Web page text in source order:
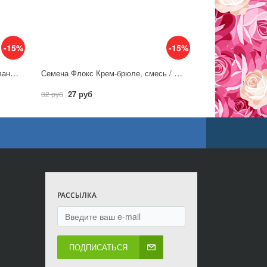
-15%
Семена Флокс Друммонда Очарование голубое / Гавриш
-15%
Семена Флокс Крем-брюле, смесь / Аэлита
32 руб 27 руб
РАССЫЛКА
ПОДПИСАТЬСЯ